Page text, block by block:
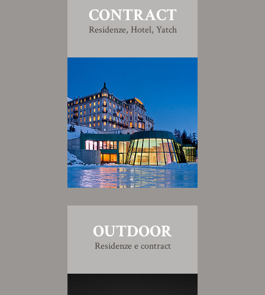
CONTRACT
Residenze, Hotel, Yatch
OUTDOOR
Residenze e contract